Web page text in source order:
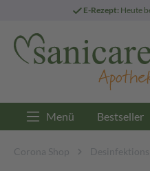
E-Rezept: Heute
Menü Bestseller
Corona Shop